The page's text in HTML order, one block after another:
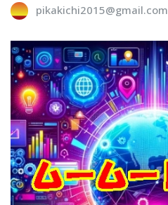
pikakichi2015@gmail.com